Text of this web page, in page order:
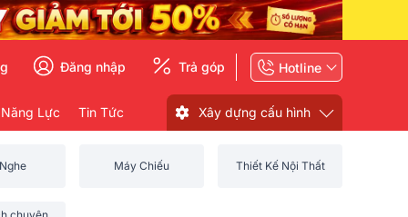
Đăng nhập Trả góp Hotline
Lực Tin Tức Xây dựng cấu hình
Máy Chiếu Thiết Kế Nội Thất